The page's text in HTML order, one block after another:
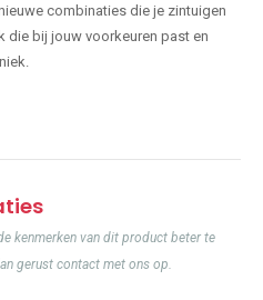
combinaties die je zintuigen
die bij jouw voorkeuren past en
kenmerken van dit product beter te
gerust contact met ons op.